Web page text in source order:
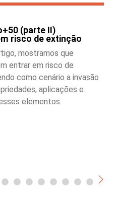
(parte II)
risco de extinção
mostramos que
entrar em risco de
como cenário a invasão
aplicações e
elementos.